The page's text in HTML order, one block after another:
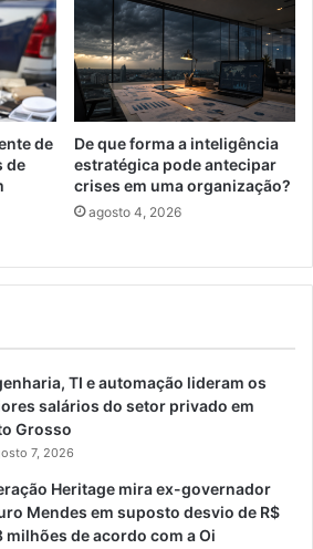
de
de
De que forma a inteligência
estratégica pode antecipar
crises em uma organização?
agosto 4, 2026
TI e automação lideram os
salários do setor privado em
Grosso
7, 2026
Heritage mira ex-governador
Mendes em suposto desvio de R$
milhões de acordo com a Oi